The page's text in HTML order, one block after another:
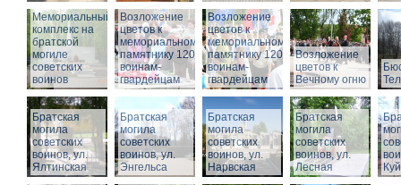
Мемориальный
комплекс на
братской
могиле
советских
воинов
Возложение
цветов к
мемориальному
памятнику 1200
воинам-
гвардейцам
Возложение
цветов к
мемориальному
памятнику 1200
воинам-
гвардейцам
Возложение
цветов к
Вечному огню
Братская
могила
советских
воинов, ул.
Ялтинская
Братская
могила
советских
воинов, ул.
Энгельса
Братская
могила
советских
воинов, ул.
Нарвская
Братская
могила
советских
воинов, ул.
Лесная